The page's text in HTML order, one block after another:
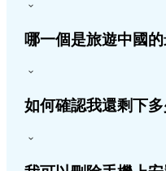
哪一個是旅遊中國
如何確認我還剩下